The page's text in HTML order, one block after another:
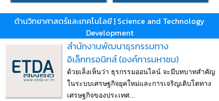
ด้านวิทยาศาสตร์และเทคโนโลยี | Science and Technology
Development
สำนักงานพัฒนาธุรกรรมทาง
อิเล็กทรอนิกส์ (องค์การมหาชน)
ด้วยเล็งเห็นว่า ธุรกรรมออนไลน์ จะมีบทบาทสำคัญ
ในระบบเศรษฐกิจยุคใหม่และการเจริญเติบโตทาง
เศรษฐกิจของประเทศ...